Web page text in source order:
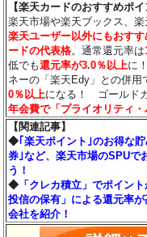
【楽天カードのおすすめポイ
楽天市場や楽天ブックス、
楽天ユーザー以外にもおす
ードの代表格。通常還元率は
低でも還元率が3.0％以上に
ネーの「楽天Edy」との併
0％以上になる！ ゴールド
年会費で「プライオリティ
【関連記事】
◆｢楽天ポイント｣のお得な
券｣など、楽天市場のSPUで
う！
◆ 「クレカ積立」でポイン
投信の保有」による還元率
会社を紹介！